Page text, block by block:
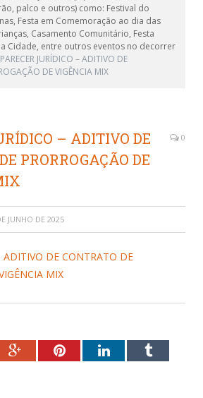
palco e outros) como: Festival do
Festa em Comemoração ao dia das
Casamento Comunitário, Festa
Cidade, entre outros eventos no decorrer
PARECER JURÍDICO – ADITIVO DE
DE VIGÊNCIA MIX
– ADITIVO DE
PRORROGAÇÃO DE
0
JUNHO DE 2025
ADITIVO DE CONTRATO DE
MIX
Google+PinterestLinkedInTumblr